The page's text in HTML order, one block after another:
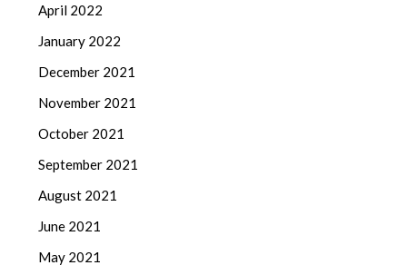
April 2022
January 2022
December 2021
November 2021
October 2021
September 2021
August 2021
June 2021
May 2021